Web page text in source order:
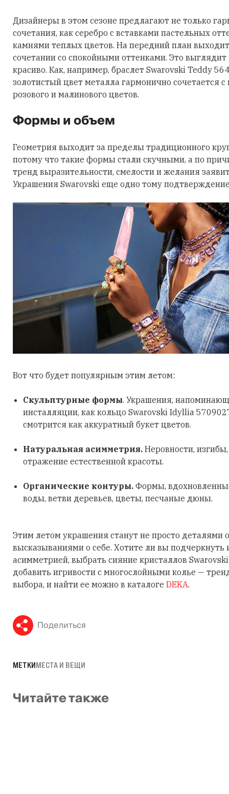
Дизайнеры в этом сезоне предлагают не только
сочетания, как серебро с вставками пастельных
камнями теплых цветов. На передний план
сочетании со спокойными оттенками. Это
красиво. Как, например, браслет Swarovski Teddy
золотистый цвет металла гармонично сочетается
розового и малинового цветов.
Формы и объем
Геометрия выходит за пределы традиционного
потому что такие формы стали скучными, а по
тренд выразительности, смелости и желания
Украшения Swarovski еще одно тому
Вот что будет популярным этим летом:
Скульптурные формы. Украшения,
инсталляции, как кольцо Swarovski Idyllia
смотрится как аккуратный букет цветов.
Натуральная асимметрия. Неровности,
отражение естественной красоты.
Органические контуры. Формы,
воды, ветви деревьев, цветы, песчаные дюны.
Этим летом украшения станут не просто деталями
высказываниями о себе. Хотите ли вы подчеркнуть
асимметрией, выбрать сияние кристаллов
добавить игривости с многослойными колье —
выбора, и найти ее можно в каталоге DEKA.
Поделиться
МЕТКИМЕСТА И ВЕЩИ
Читайте также